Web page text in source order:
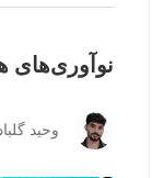
وحید گلباد
کنسول بازی مدل Game Stick 4K Ultra Pro